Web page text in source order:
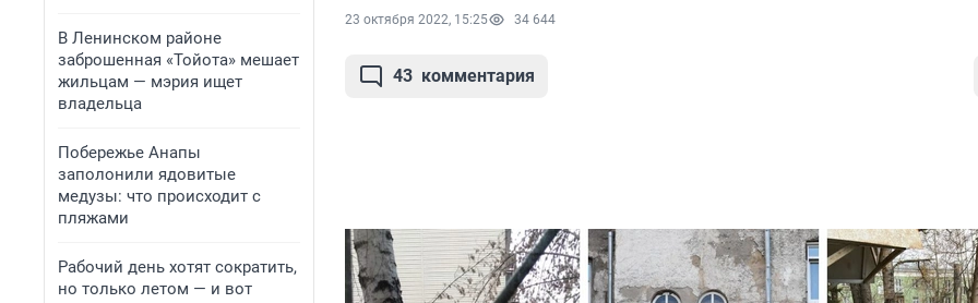
В Ленинском районе
заброшенная «Тойота» мешает
жильцам — мэрия ищет
владельца
Побережье Анапы
заполонили ядовитые
медузы: что происходит с
пляжами
Рабочий день хотят сократить,
но только летом — и вот
23 октября 2022, 15:25 34 644
43 комментария